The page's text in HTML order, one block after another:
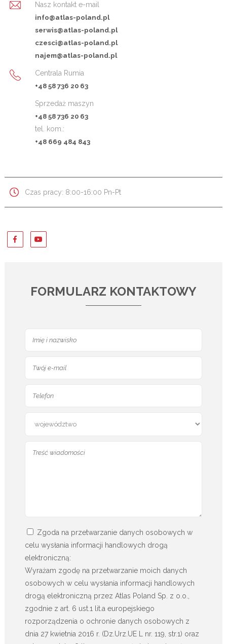
Nasz kontakt e-mail
info@atlas-poland.pl
serwis@atlas-poland.pl
czesci@atlas-poland.pl
najem@atlas-poland.pl
Centrala Rumia
+48 58 736 20 63
Sprzedaż maszyn
+48 58 736 20 63
tel. kom.:
+48 669 484 843
Czas pracy: 8:00-16:00 Pn-Pt
FORMULARZ KONTAKTOWY
Zgoda na przetwarzanie danych osobowych w
celu wysłania informacji handlowych drogą
elektroniczną:
Wyrażam zgodę na przetwarzanie moich danych
osobowych w celu wysłania informacji handlowych
drogą elektroniczną przez Atlas Poland Sp. z o.o.,
zgodnie z art. 6 ust.1 lit.a europejskiego
rozporządzenia o ochronie danych osobowych z
dnia 27 kwietnia 2016 r. (Dz.Urz.UE L nr. 119, str.1) oraz